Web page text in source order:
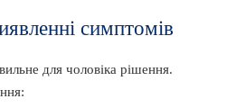
симптомів
для чоловіка рішення.